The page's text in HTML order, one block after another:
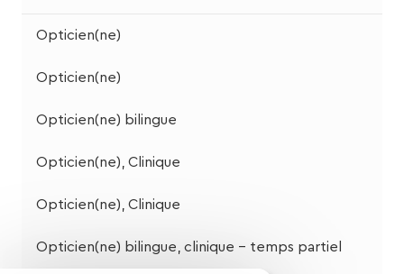
Opticien(ne)
Opticien(ne)
Opticien(ne) bilingue
Opticien(ne), Clinique
Opticien(ne), Clinique
Opticien(ne) bilingue, clinique - temps partiel